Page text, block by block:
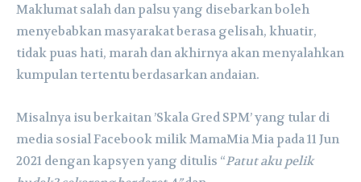
Maklumat salah dan palsu yang disebarkan boleh
menyebabkan masyarakat berasa gelisah, khuatir,
tidak puas hati, marah dan akhirnya akan menyalahkan
kumpulan tertentu berdasarkan andaian.
Misalnya isu berkaitan ’Skala Gred SPM’ yang tular di
media sosial Facebook milik MamaMia Mia pada 11 Jun
2021 dengan kapsyen yang ditulis “Patut aku pelik